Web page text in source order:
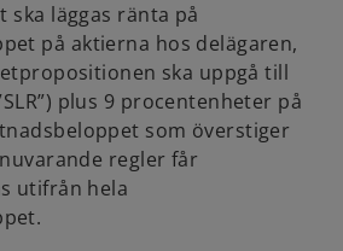
läggas ränta på
på aktierna hos delägaren,
ska uppgå till
plus 9 procentenheter på
som överstiger
regler får
utifrån hela